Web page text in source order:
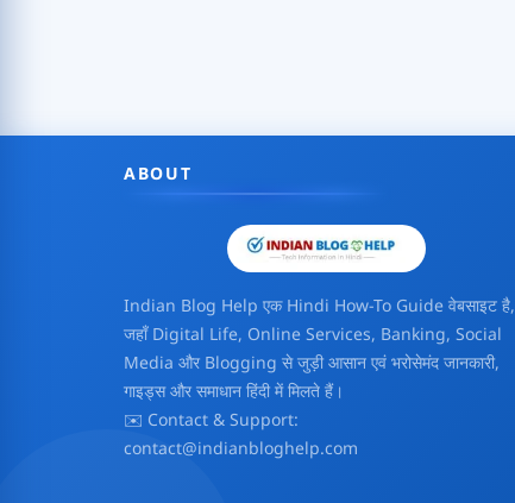
ABOUT
Indian Blog Help एक Hindi How-To Guide वेबसाइट है,
जहाँ Digital Life, Online Services, Banking, Social
Media और Blogging से जुड़ी आसान एवं भरोसेमंद जानकारी,
गाइड्स और समाधान हिंदी में मिलते हैं।
✉️ Contact & Support:
contact@indianbloghelp.com